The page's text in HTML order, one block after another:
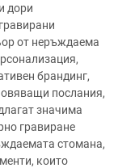
дори
от неръждаема
брандинг,
послания,
значима
гравиране
стомана,
които